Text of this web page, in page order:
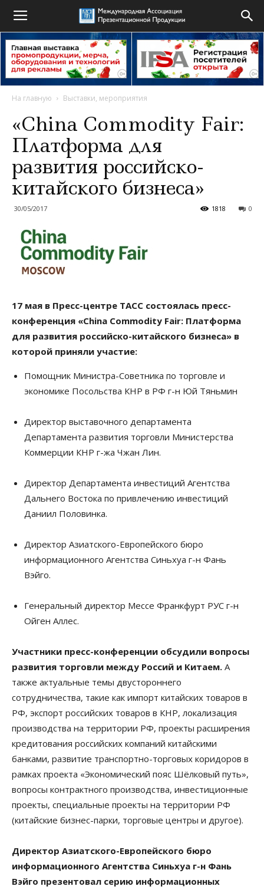
На главную Выставки, мероприятия
«China Commodity Fair:
Платформа для
развития российско-
китайского бизнеса»
30/05/2017 0
1818
17 мая в Пресс-центре ТАСС состоялась пресс-
конференция «China Commodity Fair: Платформа
для развития российско-китайского бизнеса» в
которой приняли участие:
Помощник Министра-Советника по торговле и
экономике Посольства КНР в РФ г-н Юй Тяньмин
Директор выставочного департамента
Департамента развития торговли Министерства
Коммерции КНР г-жа Чжан Лин.
Директор Департамента инвестиций Агентства
Дальнего Востока по привлечению инвестиций
Даниил Половинка.
Директор Азиатского-Европейского бюро
информационного Агентства Синьхуа г-н Фань
Вэйго.
Генеральный директор Мессе Франкфурт РУС г-н
Ойген Аллес.
Участники пресс-конференции обсудили вопросы
развития торговли между Россий и Китаем. А
также актуальные темы двустороннего
сотрудничества, такие как импорт китайских товаров в
РФ, экспорт российских товаров в КНР, локализация
производства на территории РФ, проекты расширения
кредитования российских компаний китайскими
банками, развитие транспортно-торговых коридоров в
рамках проекта «Экономический пояс Шёлковый путь»,
вопросы контрактного производства, инвестиционные
проекты, специальные проекты на территории РФ
(китайские бизнес-парки, торговые центры и другое).
Директор Азиатского-Европейского бюро
информационного Агентства Синьхуа г-н Фань
Вэйго презентовал серию информационных